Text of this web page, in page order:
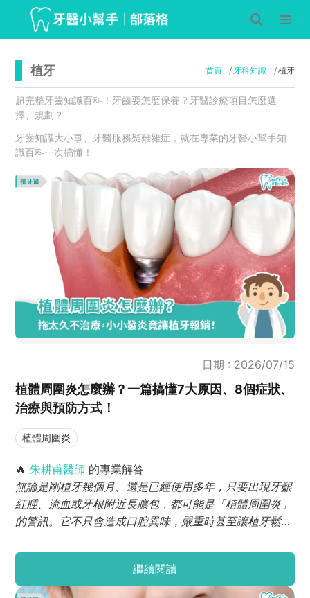
植牙 首頁 牙科知識 植牙
超完整牙齒知識百科！牙齒要怎麼保養？牙醫診療項目怎麼選
擇、規劃？
牙齒知識大小事、牙醫服務疑難雜症，就在專業的牙醫小幫手知
識百科一次搞懂！
日期 : 2026/07/15
植體周圍炎怎麼辦？一篇搞懂7大原因、8個症狀、
治療與預防方式！
植體周圍炎
🔥朱耕甫醫師 的專業解答
無論是剛植牙幾個月、還是已經使用多年，只要出現牙齦
紅腫、流血或牙根附近長膿包，都可能是「植體周圍炎」
的警訊。它不只會造成口腔異味，嚴重時甚至讓植牙鬆
尿病控制不良或吸菸等因素。若及早發現深入清潔，仍有
機會挽回植體健康；但若延誤治療，感染將擴散至齒槽
骨，最終恐須移除重植，還會需要經過漫長的補骨復原。
繼續閱讀